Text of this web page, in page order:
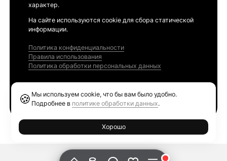
характер.
На сайте используются cookie для сбора статической
информации.
Политика конфиденциальности
Правила использования
Политика обработки персональных данных
🍪 Мы используем cookie, что бы вам было удобно.
Подробнее в политике обработки данных.
Хорошо
Ethereum GAS Tracker